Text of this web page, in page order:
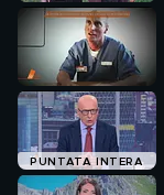
PUNTATA INTERA